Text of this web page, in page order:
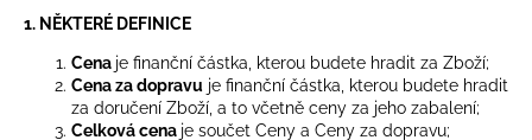
1. NĚKTERÉ DEFINICE
Cena je finanční částka, kterou budete hradit za Zboží;
Cena za dopravu je finanční částka, kterou budete hradit
za doručení Zboží, a to včetně ceny za jeho zabalení;
Celková cena je součet Ceny a Ceny za dopravu;